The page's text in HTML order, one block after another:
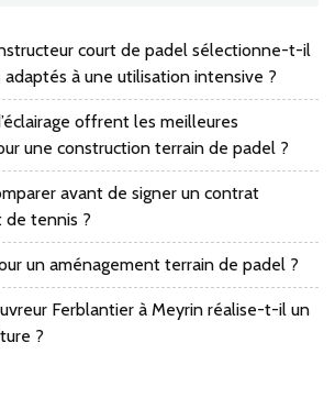
court de padel sélectionne-t-il
à une utilisation intensive ?
offrent les meilleures
une construction terrain de padel ?
avant de signer un contrat
de tennis ?
un aménagement terrain de padel ?
Ferblantier à Meyrin réalise-t-il un
?